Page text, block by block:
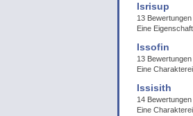
Isrisup
13
Eine
Issofin
13
Eine
Issisith
14
Eine